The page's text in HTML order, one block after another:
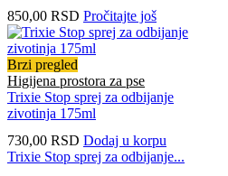
850,00 RSD Pročitajte još
Brzi pregled
Higijena prostora za pse
Trixie Stop sprej za odbijanje
zivotinja 175ml
730,00 RSD Dodaj u korpu
Trixie Stop sprej za odbijanje...